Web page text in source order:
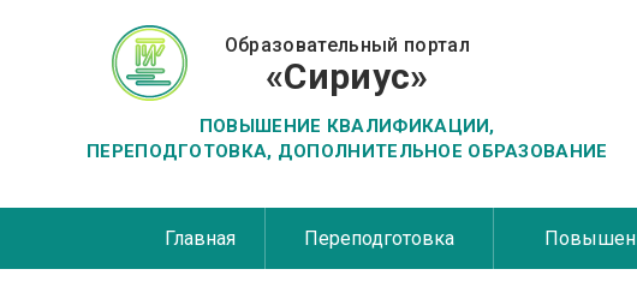
Образовательный портал
«Сириус»
ПОВЫШЕНИЕ КВАЛИФИКАЦИИ,
ПЕРЕПОДГОТОВКА, ДОПОЛНИТЕЛЬНОЕ ОБРАЗОВАНИЕ
Главная Переподготовка